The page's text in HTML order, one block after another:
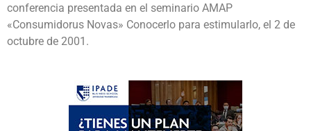
conferencia presentada en el seminario AMAP
«Consumidorus Novas» Conocerlo para estimularlo, el 2 de
octubre de 2001.